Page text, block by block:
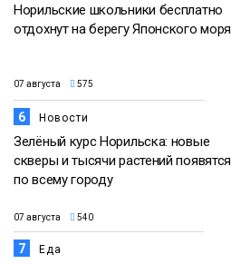
Норильские школьники бесплатно
отдохнут на берегу Японского моря
07 августа 575
6 Новости
Зелёный курс Норильска: новые
скверы и тысячи растений появятся
по всему городу
07 августа 540
7 Еда